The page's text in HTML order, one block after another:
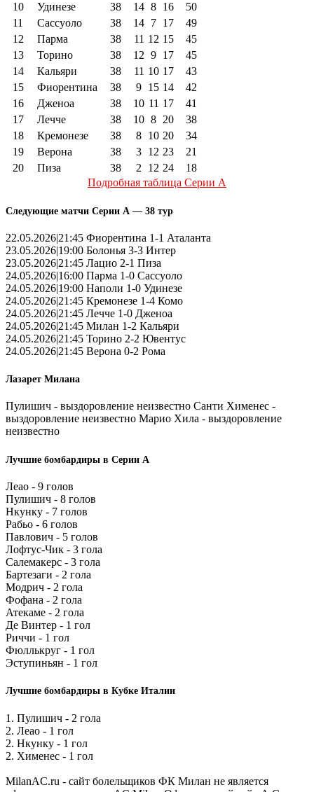
10
Удинезе 38 14 8 16
50
11
Сассуоло 38 14 7 17
49
12
Парма 38 11 12 15
45
13
Торино 38 12 9 17
45
14
Кальяри 38 11 10 17
43
15
Фиорентина 38 9 15 14
42
16
Дженоа 38 10 11 17
41
17
Лечче 38 10 8 20
38
18
Кремонезе 38 8 10 20
34
19
Верона 38 3 12 23
21
20
Пиза 38 2 12 24
18
Подробная таблица Серии А
Следующие матчи Серии А — 38 тур
22.05.2026|21:45 Фиорентина 1-1 Аталанта
23.05.2026|19:00 Болонья 3-3 Интер
23.05.2026|21:45 Лацио 2-1 Пиза
24.05.2026|16:00 Парма 1-0 Сассуоло
24.05.2026|19:00 Наполи 1-0 Удинезе
24.05.2026|21:45 Кремонезе 1-4 Комо
24.05.2026|21:45 Лечче 1-0 Дженоа
24.05.2026|21:45 Милан 1-2 Кальяри
24.05.2026|21:45 Торино 2-2 Ювентус
24.05.2026|21:45 Верона 0-2 Рома
Лазарет Милана
Пулишич - выздоровление неизвестно Санти Хименес -
выздоровление неизвестно Марио Хила - выздоровление
неизвестно
Лучшие бомбардиры в Серии А
Леао - 9 голов
Пулишич - 8 голов
Нкунку - 7 голов
Рабьо - 6 голов
Павлович - 5 голов
Лофтус-Чик - 3 гола
Салемакерс - 3 гола
Бартезаги - 2 гола
Модрич - 2 гола
Фофана - 2 гола
Атекаме - 2 гола
Де Винтер - 1 гол
Риччи - 1 гол
Фюллькруг - 1 гол
Эступиньян - 1 гол
Лучшие бомбардиры в Кубке Италии
1. Пулишич - 2 гола
2. Леао - 1 гол
2. Нкунку - 1 гол
2. Хименес - 1 гол
MilanAC.ru - сайт болельщиков ФК Милан не является